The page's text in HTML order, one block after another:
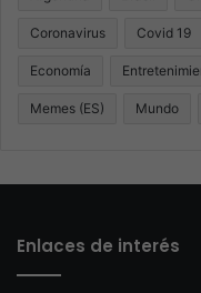
Coronavirus Covid 19
Economía
Memes (ES) Mundo
Enlaces de interés